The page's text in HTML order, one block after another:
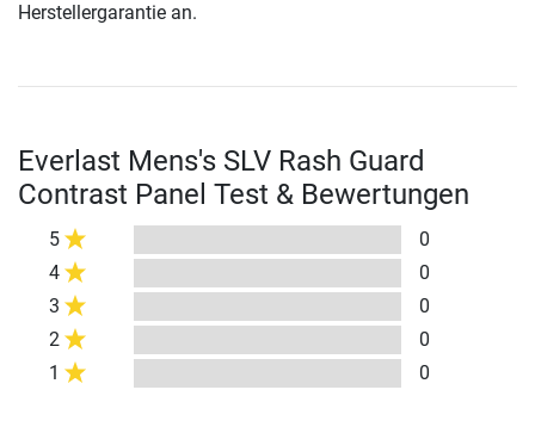
Herstellergarantie an.
Everlast Mens's SLV Rash Guard
Contrast Panel Test & Bewertungen
5
0
4
0
3
0
2
0
1
0